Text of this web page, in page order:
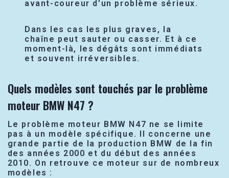
avant-coureur d’un problème sérieux.
Dans les cas les plus graves, la
chaîne peut sauter ou casser. Et à ce
moment-là, les dégâts sont immédiats
et souvent irréversibles.
Quels modèles sont touchés par le problème
moteur BMW N47 ?
Le problème moteur BMW N47 ne se limite
pas à un modèle spécifique. Il concerne une
grande partie de la production BMW de la fin
des années 2000 et du début des années
2010. On retrouve ce moteur sur de nombreux
modèles :